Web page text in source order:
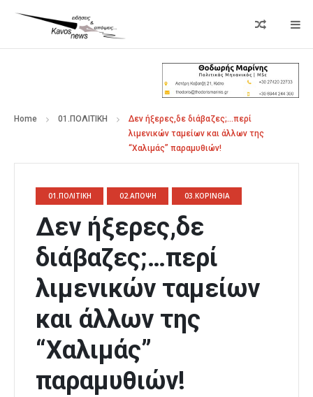
Home 01.ΠΟΛΙΤΙΚΗ
Δεν ήξερες,δε διάβαζες;…περί
λιμενικών ταμείων και άλλων της
“Χαλιμάς” παραμυθιών!
01.ΠΟΛΙΤΙΚΗ 02.ΑΠΟΨΗ 03.ΚΟΡΙΝΘΙΑ
Δεν ήξερες,δε
διάβαζες;…περί
λιμενικών ταμείων
και άλλων της
“Χαλιμάς”
παραμυθιών!